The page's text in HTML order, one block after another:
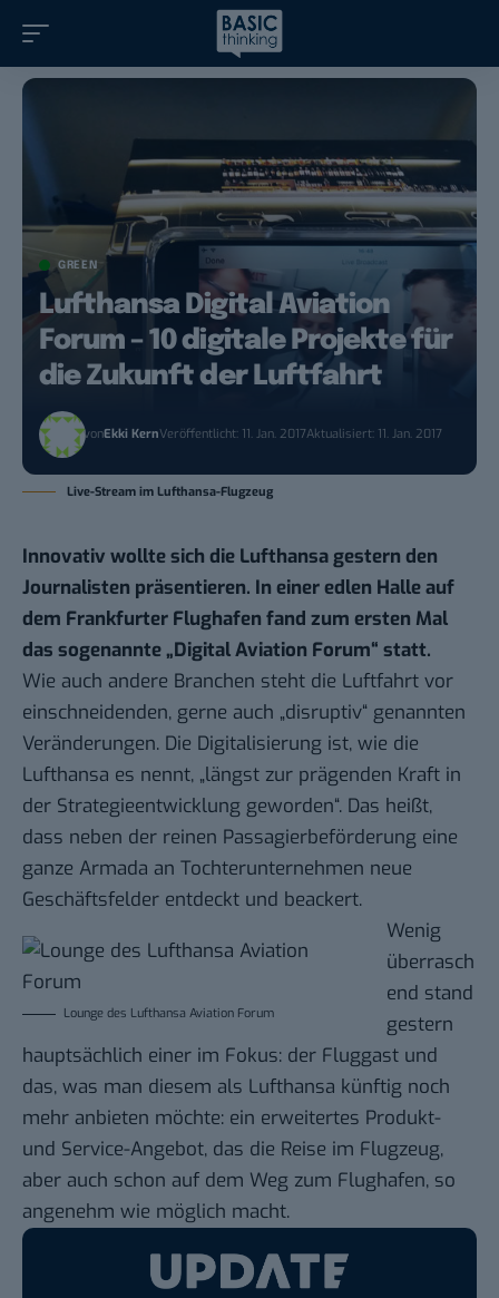
GREEN
Lufthansa Digital Aviation
Forum – 10 digitale Projekte für
die Zukunft der Luftfahrt
vonEkki KernVeröffentlicht: 11. Jan. 2017Aktualisiert: 11. Jan. 2017
Live-Stream im Lufthansa-Flugzeug
Innovativ wollte sich die Lufthansa gestern den
Journalisten präsentieren. In einer edlen Halle auf
dem Frankfurter Flughafen fand zum ersten Mal
das sogenannte „Digital Aviation Forum“ statt.
Wie auch andere Branchen steht die Luftfahrt vor
einschneidenden, gerne auch „disruptiv“ genannten
Veränderungen. Die Digitalisierung ist, wie die
Lufthansa es nennt, „längst zur prägenden Kraft in
der Strategieentwicklung geworden“. Das heißt,
dass neben der reinen Passagierbeförderung eine
ganze Armada an Tochterunternehmen neue
Geschäftsfelder entdeckt und beackert.
Lounge des Lufthansa Aviation Forum
Wenig
überrasch
end stand
gestern
hauptsächlich einer im Fokus: der Fluggast und
das, was man diesem als Lufthansa künftig noch
mehr anbieten möchte: ein erweitertes Produkt-
und Service-Angebot, das die Reise im Flugzeug,
aber auch schon auf dem Weg zum Flughafen, so
angenehm wie möglich macht.